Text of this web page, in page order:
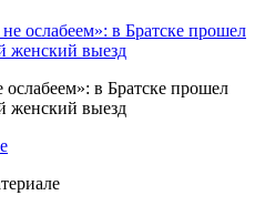
в Братске прошел
женский выезд